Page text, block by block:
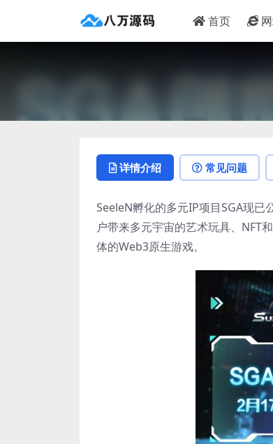
首页
详情介绍 常见问题
SeeleN孵化的多元IP项目SGA现已
户带来多元宇宙的艺术玩具、NFT
体的Web3原生游戏。